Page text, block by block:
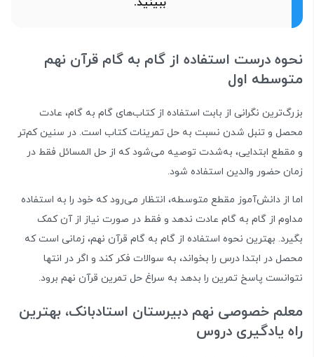
نحوه درست استفاده از گام به گام قرآن نهم
متوسطه اول
بزرگ‌ترین نگرانی از بابت استفاده از کتاب‌های گام به گام، عادت
محصل و تنبل شدن نسبت به حل تمرینات کتاب است. در سنین کم‌تر
و مقطع ابتدایی، به‌شدت توصیه می‌شود که از حل المسائل فقط در
زمان حضور والدین استفاده شود.
اما از دانش‌آموز مقطع متوسطه، انتظار می‌رود که خود را به استفاده
مداوم از گام به گام عادت ندهد و فقط در صورت نیاز از آن کمک
بگیرد. بهترین نحوه استفاده از گام به گام قرآن نهم، زمانی است که
محصل در ابتدا درس را بخواند، به سوالات فکر کند و اگر در انتها
نتوانست پاسخ تمرین را بدهد به سراغ حل تمرین قرآن نهم برود.
معلم خصوصی نهم دبیرستان استادبانک، بهترین
راه یادگیری دروس